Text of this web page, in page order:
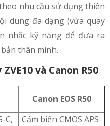
nhu cầu sử dụng thiên
dung đa dạng (vừa quay
nhắc kỹ năng để đưa ra
thân mình.
và Canon R50
Canon EOS R50
C,
Cảm biến CMOS APS-